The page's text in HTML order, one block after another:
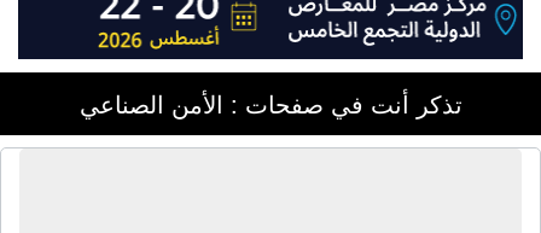
تذكر أنت في صفحات : الأمن الصناعي